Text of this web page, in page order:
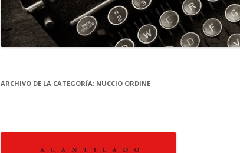
ARCHIVO DE LA CATEGORÍA: NUCCIO ORDINE